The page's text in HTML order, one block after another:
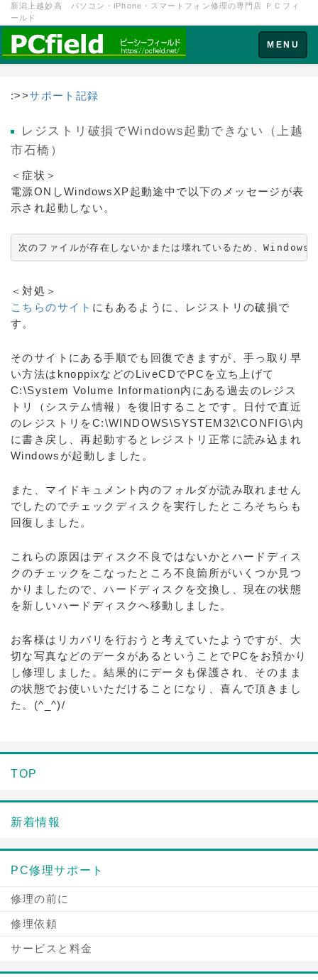
新潟上越妙高 パソコン・iPhone・スマートフォン修理の専門店 ＰＣフィ
ールド
Toggle
navigation
MENU
:>>サポート記録
レジストリ破損でWindows起動できない（上越
市石橋）
＜症状＞
電源ONしWindowsXP起動途中で以下のメッセージが表
示され起動しない。
次のファイルが存在しないかまたは壊れているため、
＜対処＞
こちらのサイト にもあるように、レジストリの破損で
す。
そのサイトにある手順でも回復できますが、手っ取り早
い方法はknoppixなどのLiveCDでPCを立ち上げて
C:\System Volume Information内にある過去のレジス
トリ（システム情報）を復旧することです。日付で直近
のレジストリをC:\WINDOWS\SYSTEM32\CONFIG\内
に書き戻し、再起動するとレジストリ正常に読み込まれ
Windowsが起動しました。
また、マイドキュメント内のフォルダが読み取れません
でしたのでチェックディスクを実行したところそちらも
回復しました。
これらの原因はディスク不良ではないかとハードディス
クのチェックをこなったところ不良箇所がいくつか見つ
かりましたので、ハードディスクを交換し、現在の状態
を新しいハードディスクへ移動しました。
お客様はリカバリを行おうと考えていたようですが、大
切な写真などのデータがあるということでPCをお預かり
し修理しました。結果的にデータも保護され、そのまま
の状態でお使いいただけることになり、喜んで頂きまし
た。(^_^)/
TOP
新着情報
PC修理サポート
修理の前に
修理依頼
サービスと料金